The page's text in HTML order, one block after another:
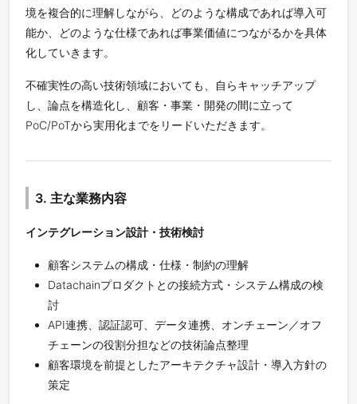
境を複合的に理解しながら、どのような構成であれば導入可
能か、どのような仕様であれば事業価値につながるかを具体
化していきます。
不確実性の高い技術領域においても、自らキャッチアップ
し、論点を構造化し、顧客・事業・開発の間に立って
PoC/PoTから実用化までをリードいただきます。
3. 主な業務内容
インテグレーション設計・技術検討
顧客システムの構成・仕様・制約の理解
Datachainプロダクトとの接続方式・システム構成の検
討
API連携、認証認可、データ連携、オンチェーン／オフ
チェーンの役割分担などの技術論点整理
顧客環境を前提としたアーキテクチャ設計・導入方針の
策定